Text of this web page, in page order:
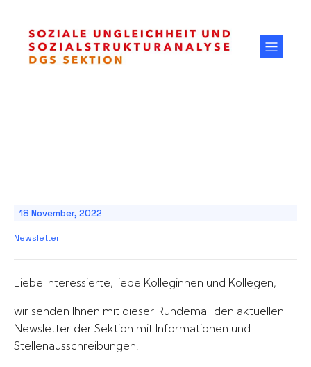
18 November, 2022
Newsletter
Liebe Interessierte, liebe Kolleginnen und Kollegen,
wir senden Ihnen mit dieser Rundemail den aktuellen
Newsletter der Sektion mit Informationen und
Stellenausschreibungen.